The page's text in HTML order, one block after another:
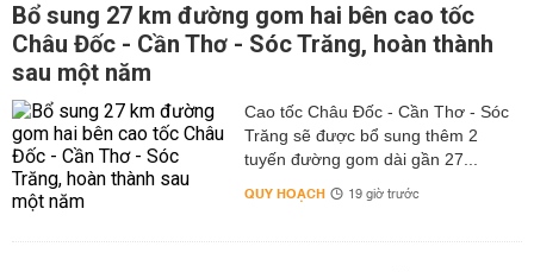
Bổ sung 27 km đường gom hai bên cao tốc
Châu Đốc - Cần Thơ - Sóc Trăng, hoàn thành
sau một năm
Cao tốc Châu Đốc - Cần Thơ - Sóc
Trăng sẽ được bổ sung thêm 2
tuyến đường gom dài gần 27...
QUY HOẠCH 19 giờ trước